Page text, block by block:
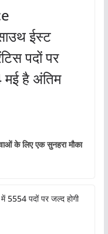
ईस्ट
पदों पर
है अंतिम
के लिए एक सुनहरा मौका
5554 पदों पर जल्द होगी